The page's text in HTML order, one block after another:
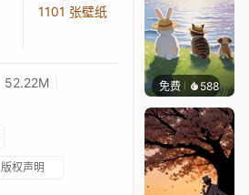
1101 张壁纸
52.22M
版权声明
免费 588渔小小